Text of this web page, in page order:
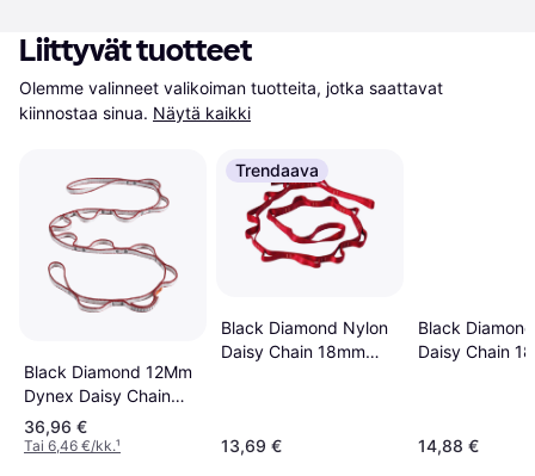
Liittyvät tuotteet
Olemme valinneet valikoiman tuotteita, jotka saattavat
kiinnostaa sinua. Näytä kaikki
Black Diamond 12Mm
Dynex Daisy Chain
115Cm
36,96 €
Tai 6,46 €/kk.¹
Trendaava
Black Diamond Nylon
Daisy Chain 18mm
13,69 €
Black
Daisy Chain
14,88 €